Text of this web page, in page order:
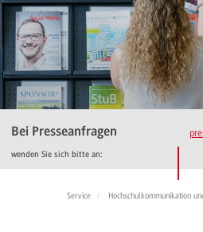
Bei Presseanfragen
wenden Sie sich bitte an:
Service Hochschulkommunikation